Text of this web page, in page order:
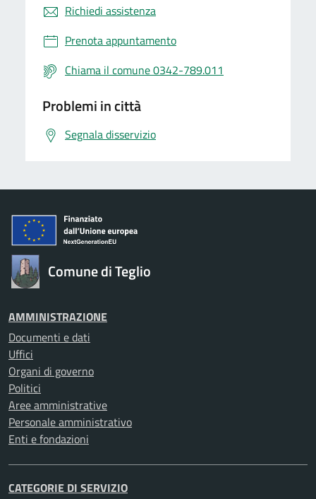
Richiedi assistenza
Prenota appuntamento
Chiama il comune 0342-789.011
Problemi in città
Segnala disservizio
Comune di Teglio
AMMINISTRAZIONE
Documenti e dati
Uffici
Organi di governo
Politici
Aree amministrative
Personale amministrativo
Enti e fondazioni
CATEGORIE DI SERVIZIO